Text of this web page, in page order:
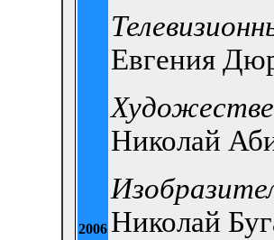
2006
Евгения
Николай
Николай